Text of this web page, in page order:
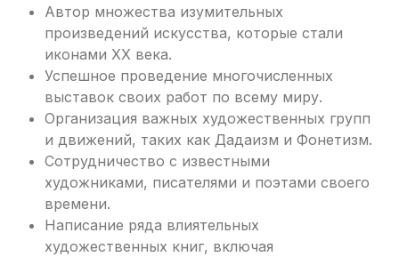
Автор множества изумительных
произведений искусства, которые стали
иконами XX века.
Успешное проведение многочисленных
выставок своих работ по всему миру.
Организация важных художественных групп
и движений, таких как Дадаизм и Фонетизм.
Сотрудничество с известными
художниками, писателями и поэтами своего
времени.
Написание ряда влиятельных
художественных книг, включая